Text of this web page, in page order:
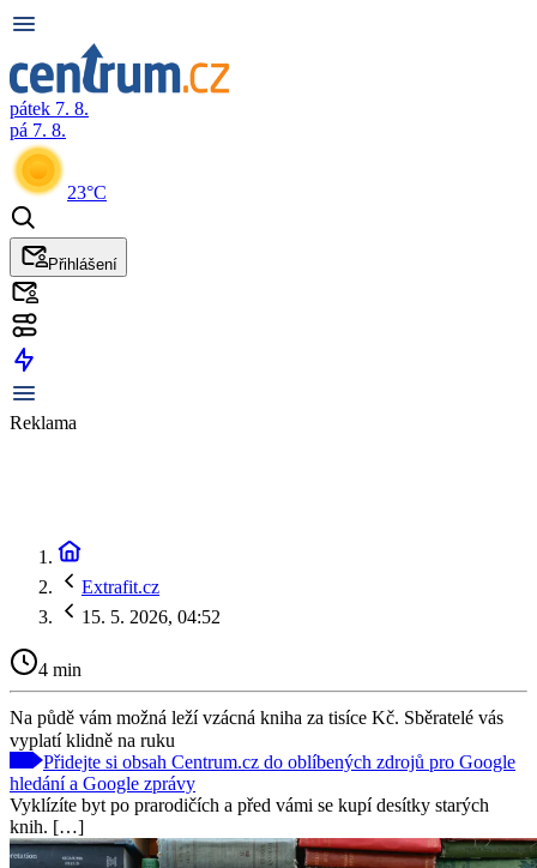
pátek 7. 8.
pá 7. 8.
23°C
Přihlášení
Reklama
Extrafit.cz
15. 5. 2026, 04:52
4 min
Na půdě vám možná leží vzácná kniha za tisíce Kč. Sběratelé vás
vyplatí klidně na ruku
Přidejte si obsah Centrum.cz do oblíbených zdrojů pro Google
hledání a Google zprávy
Vyklízíte byt po prarodičích a před vámi se kupí desítky starých
knih. […]